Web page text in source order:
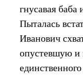
гнусавая
Пыталась
Иванович
опустевшую и